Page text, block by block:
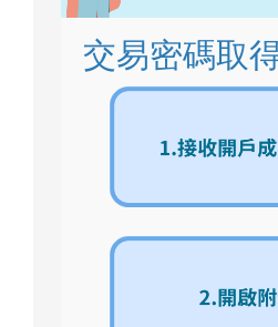
交易密碼取